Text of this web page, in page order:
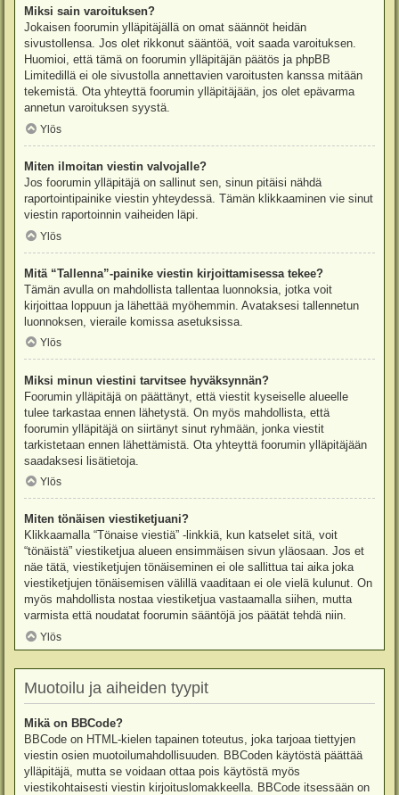
Miksi sain varoituksen?
Jokaisen foorumin ylläpitäjällä on omat säännöt heidän
sivustollensa. Jos olet rikkonut sääntöä, voit saada varoituksen.
Huomioi, että tämä on foorumin ylläpitäjän päätös ja phpBB
Limitedillä ei ole sivustolla annettavien varoitusten kanssa mitään
tekemistä. Ota yhteyttä foorumin ylläpitäjään, jos olet epävarma
annetun varoituksen syystä.
Ylös
Miten ilmoitan viestin valvojalle?
Jos foorumin ylläpitäjä on sallinut sen, sinun pitäisi nähdä
raportointipainike viestin yhteydessä. Tämän klikkaaminen vie sinut
viestin raportoinnin vaiheiden läpi.
Ylös
Mitä “Tallenna”-painike viestin kirjoittamisessa tekee?
Tämän avulla on mahdollista tallentaa luonnoksia, jotka voit
kirjoittaa loppuun ja lähettää myöhemmin. Avataksesi tallennetun
luonnoksen, vieraile komissa asetuksissa.
Ylös
Miksi minun viestini tarvitsee hyväksynnän?
Foorumin ylläpitäjä on päättänyt, että viestit kyseiselle alueelle
tulee tarkastaa ennen lähetystä. On myös mahdollista, että
foorumin ylläpitäjä on siirtänyt sinut ryhmään, jonka viestit
tarkistetaan ennen lähettämistä. Ota yhteyttä foorumin ylläpitäjään
saadaksesi lisätietoja.
Ylös
Miten tönäisen viestiketjuani?
Klikkaamalla “Tönaise viestiä” -linkkiä, kun katselet sitä, voit
“tönäistä” viestiketjua alueen ensimmäisen sivun yläosaan. Jos et
näe tätä, viestiketjujen tönäiseminen ei ole sallittua tai aika joka
viestiketjujen tönäisemisen välillä vaaditaan ei ole vielä kulunut. On
myös mahdollista nostaa viestiketjua vastaamalla siihen, mutta
varmista että noudatat foorumin sääntöjä jos päätät tehdä niin.
Ylös
Muotoilu ja aiheiden tyypit
Mikä on BBCode?
BBCode on HTML-kielen tapainen toteutus, joka tarjoaa tiettyjen
viestin osien muotoilumahdollisuuden. BBCoden käytöstä päättää
ylläpitäjä, mutta se voidaan ottaa pois käytöstä myös
viestikohtaisesti viestin kirjoituslomakkeella. BBCode itsessään on